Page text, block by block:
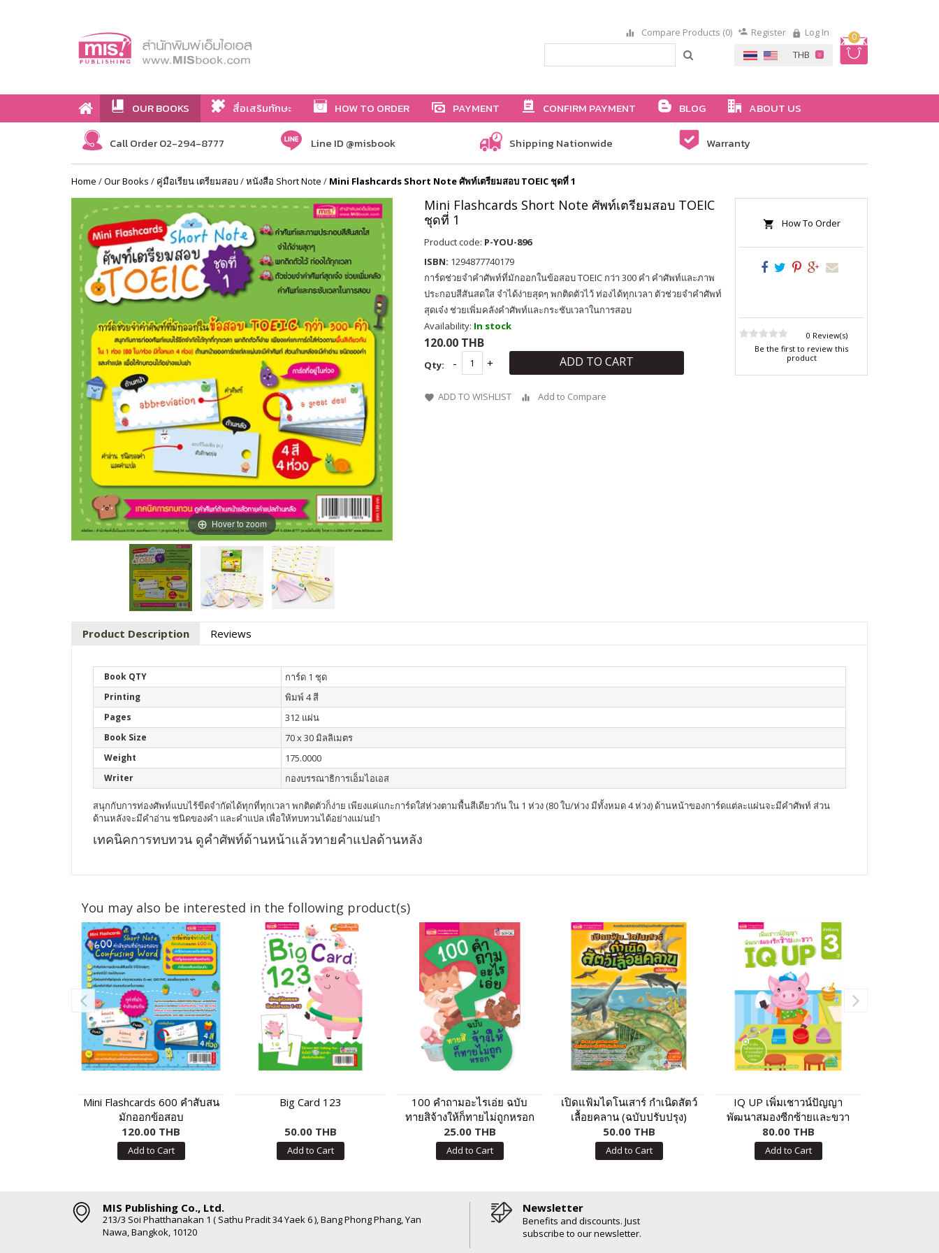
0
Compare Products (0) Register Log In
OUR BOOKS สื่อเสริมทักษะ HOW TO ORDER PAYMENT CONFIRM PAYMENT BLOG ABOUT US
Call Order 02-294-8777 Line ID @misbook Shipping Nationwide Warranty
Home /Our Books / คู่มือเรียน เตรียมสอบ/หนังสือ Short Note / Mini Flashcards Short Note ศัพท์เตรียมสอบ TOEIC ชุดที่ 1
Hover to zoom
Mini Flashcards Short Note ศัพท์เตรียมสอบ TOEIC
ชุดที่ 1
Product code: P-YOU-896
ISBN: 1294877740179
การ์ดช่วยจำคำศัพท์ที่มักออกในข้อสอบ TOEIC กว่า 300 คำ คำศัพท์และภาพ
ประกอบสีสันสดใส จำได้ง่ายสุดๆ พกติดตัวไว้ ท่องได้ทุกเวลา ตัวช่วยจำคำศัพท์
สุดเจ๋ง ช่วยเพิ่มคลังคำศัพท์และกระชับเวลาในการสอบ
Availability: In stock
120.00 THB
Qty: ADD TO CART
ADD TO WISHLIST Add to Compare
How To Order
0 Review(s)
Be the first to review this
product
Product Description Reviews
Book QTY การ์ด 1 ชุด
Printing พิมพ์ 4 สี
Pages 312 แผ่น
Book Size 70 x 30 มิลลิเมตร
Weight 175.0000
Writer กองบรรณาธิการเอ็มไอเอส
สนุกกับการท่องศัพท์แบบไร้ขีดจำกัดได้ทุกที่ทุกเวลา พกติดตัวก็ง่าย เพียงแค่แกะการ์ดใส่ห่วงตามพื้นสีเดียวกัน ใน 1 ห่วง (80 ใบ/ห่วง มีทั้งหมด 4 ห่วง) ด้านหน้าของการ์ดแต่ละแผ่นจะมีคำศัพท์ ส่วน
ด้านหลังจะมีคำอ่าน ชนิดของคำ และคำแปล เพื่อให้ทบทวนได้อย่างแม่นยำ
เทคนิคการทบทวน ดูคำศัพท์ด้านหน้าแล้วทายคำแปลด้านหลัง
You may also be interested in the following product(s)
Mini Flashcards 600 คำสับสน
มักออกข้อสอบ
120.00 THB
Add to Cart
Big Card 123
50.00 THB
Add to Cart
100 คำถามอะไรเอ่ย ฉบับ
ทายสิจ้างให้ก็ทายไม่ถูกหรอก
25.00 THB
Add to Cart
เปิดแฟ้มไดโนเสาร์ กำเนิดสัตว์
เลื้อยคลาน (ฉบับปรับปรุง)
50.00 THB
Add to Cart
IQ UP เพิ่มเชาวน์ปัญญา
พัฒนาสมองซีกซ้ายและขวา
(สำหรับอายุ 3 ปี)
80.00 THB
Add to Cart
MIS Publishing Co., Ltd.
213/3 Soi Phatthanakan 1 ( Sathu Pradit 34 Yaek 6 ), Bang Phong Phang, Yan
Nawa, Bangkok, 10120
Newsletter
Benefits and discounts. Just
subscribe to our newsletter.